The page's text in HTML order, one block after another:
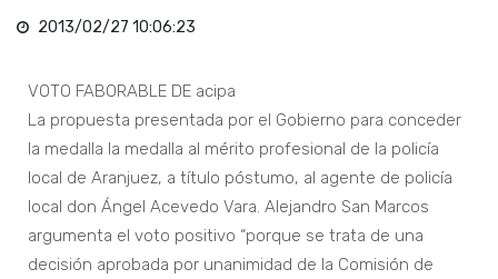
2013/02/27 10:06:23
VOTO FABORABLE DE acipa
La propuesta presentada por el Gobierno para conceder
la medalla la medalla al mérito profesional de la policía
local de Aranjuez, a título póstumo, al agente de policía
local don Ángel Acevedo Vara. Alejandro San Marcos
argumenta el voto positivo “porque se trata de una
decisión aprobada por unanimidad de la Comisión de